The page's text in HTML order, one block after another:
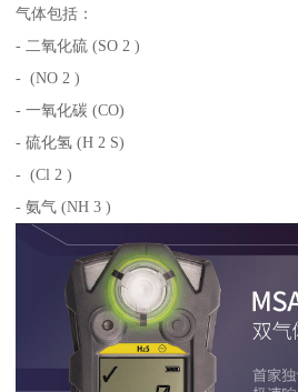
气体包括：
- 二氧化硫 (SO 2 )
- (NO 2 )
- 一氧化碳 (CO)
- 硫化氢 (H 2 S)
- (Cl 2 )
- 氨气 (NH 3 )